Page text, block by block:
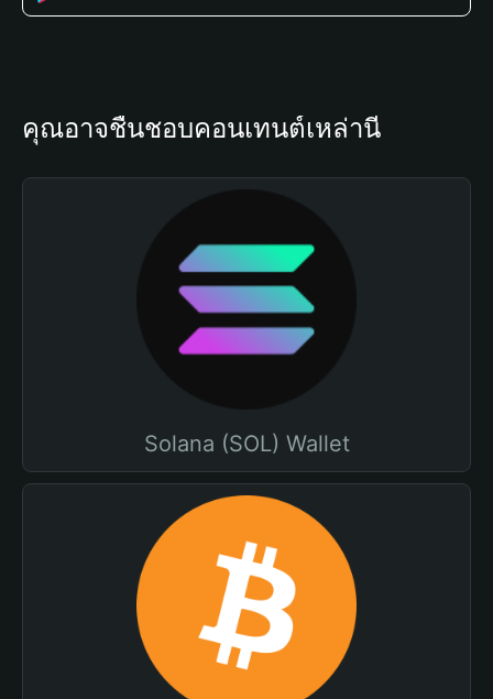
คุณอาจชื่นชอบคอนเทนต์เหล่านี้
Solana (SOL) Wallet